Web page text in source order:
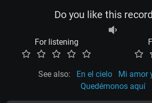
Do you like this
For listening
See also: En el cielo
Mi amor
Quedémonos aquí